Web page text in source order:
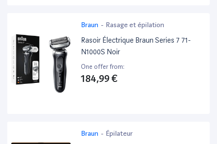
Braun - Rasage et épilation
Rasoir Électrique Braun Series 7 71-
N1000S Noir
One offer from:
184,99 €
Braun - Épilateur